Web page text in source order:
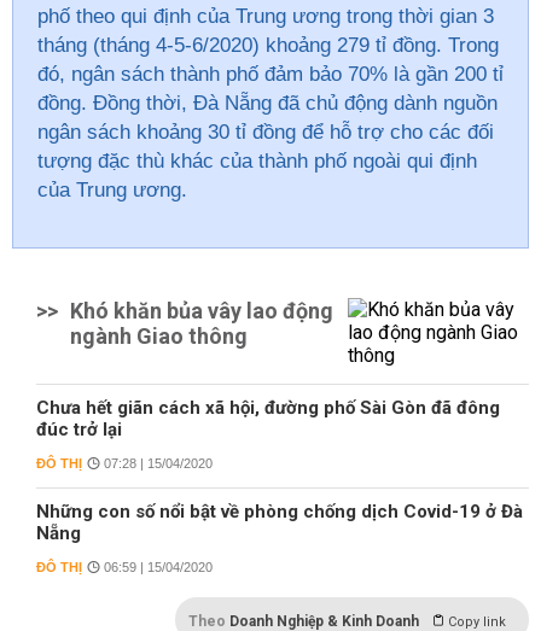
phố theo qui định của Trung ương trong thời gian 3
tháng (tháng 4-5-6/2020) khoảng 279 tỉ đồng. Trong
đó, ngân sách thành phố đảm bảo 70% là gần 200 tỉ
đồng. Đồng thời, Đà Nẵng đã chủ động dành nguồn
ngân sách khoảng 30 tỉ đồng để hỗ trợ cho các đối
tượng đặc thù khác của thành phố ngoài qui định
của Trung ương.
>> Khó khăn bủa vây lao động
ngành Giao thông
Chưa hết giãn cách xã hội, đường phố Sài Gòn đã đông
đúc trở lại
ĐÔ THỊ 07:28 | 15/04/2020
Những con số nổi bật về phòng chống dịch Covid-19 ở Đà
Nẵng
ĐÔ THỊ 06:59 | 15/04/2020
Theo Doanh Nghiệp & Kinh Doanh Copy link